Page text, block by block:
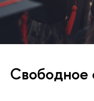
Свободное